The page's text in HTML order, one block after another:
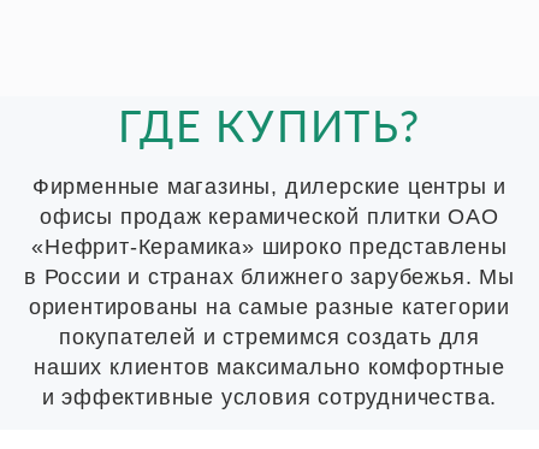
ГДЕ КУПИТЬ?
Фирменные магазины, дилерские центры и
офисы продаж керамической плитки ОАО
«Нефрит-Керамика» широко представлены
в России и странах ближнего зарубежья. Мы
ориентированы на самые разные категории
покупателей и стремимся создать для
наших клиентов максимально комфортные
и эффективные условия сотрудничества.